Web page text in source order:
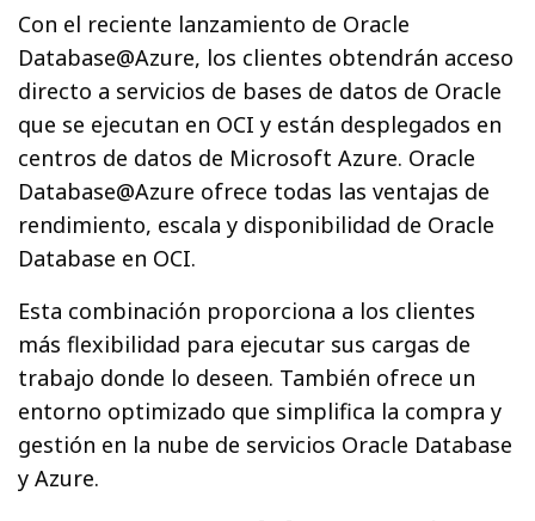
Con el reciente lanzamiento de Oracle
Database@Azure, los clientes obtendrán acceso
directo a servicios de bases de datos de Oracle
que se ejecutan en OCI y están desplegados en
centros de datos de Microsoft Azure. Oracle
Database@Azure ofrece todas las ventajas de
rendimiento, escala y disponibilidad de Oracle
Database en OCI.
Esta combinación proporciona a los clientes
más flexibilidad para ejecutar sus cargas de
trabajo donde lo deseen. También ofrece un
entorno optimizado que simplifica la compra y
gestión en la nube de servicios Oracle Database
y Azure.